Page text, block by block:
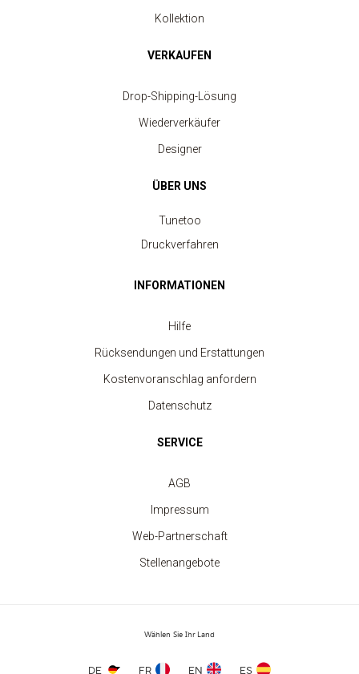
Sport-Tanktop für Frauen
Kollektion
VERKAUFEN
Drop-Shipping-Lösung
Wiederverkäufer
Designer
ÜBER UNS
Tunetoo
Druckverfahren
INFORMATIONEN
Hilfe
Rücksendungen und Erstattungen
Kostenvoranschlag anfordern
Datenschutz
SERVICE
AGB
Impressum
Web-Partnerschaft
Stellenangebote
Wählen Sie Ihr Land
DE FR EN ES